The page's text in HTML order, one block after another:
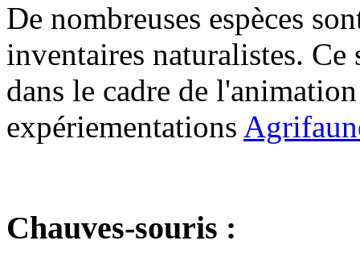
De nombreuses espèces
inventaires naturalistes.
dans le cadre de
expériementations
Chauves-souris :